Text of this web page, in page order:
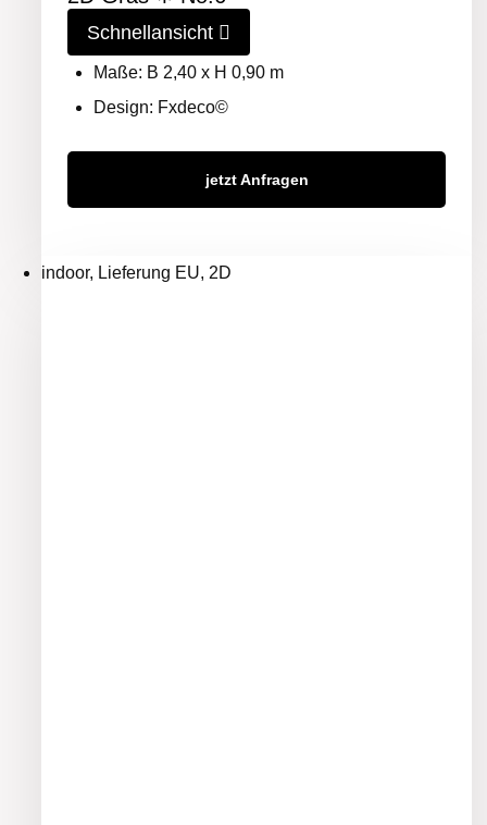
Schnellansicht
Maße: B 2,40 x H 0,90 m
Design: Fxdeco©
jetzt Anfragen
indoor, Lieferung EU, 2D